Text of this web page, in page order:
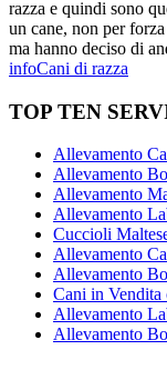
razza e quindi sono
un cane, non per
ma hanno deciso di
infoCani di razza
TOP TEN
Allevamento
Allevamento
Allevamento
Allevamento
Cuccioli
Allevamento
Allevamento
Cani in Vendita
Allevamento
Allevamento